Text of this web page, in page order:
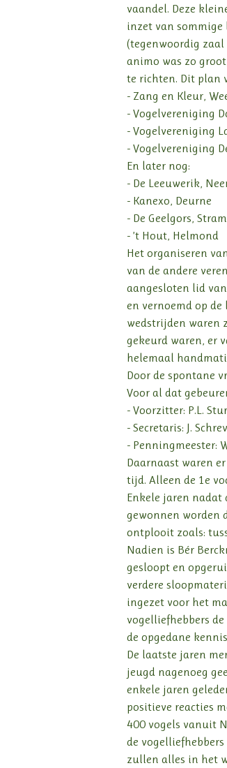
vaandel. Deze
inzet van sommige
(tegenwoordig zaal
animo was zo
te richten. Dit plan
- Zang en Kleur,
- Vogelvereniging
- Vogelvereniging
- Vogelvereniging
En later nog:
- De Leeuwerik,
- Kanexo, Deurne
- De Geelgors,
- ’t Hout, Helmond
Het organiseren
van de andere
aangesloten lid
en vernoemd op
wedstrijden waren
gekeurd waren, er
helemaal
Door de spontane
Voor al dat
- Voorzitter: P.L.
- Secretaris: J.
- Penningmeester:
Daarnaast waren
tijd. Alleen de 1e
Enkele jaren nadat
gewonnen worden
ontplooit zoals:
Nadien is Bér
gesloopt en
verdere
ingezet voor het
vogelliefhebbers
de opgedane
De laatste jaren
jeugd nagenoeg
enkele jaren
positieve reacties
400 vogels vanuit
de
zullen alles in het